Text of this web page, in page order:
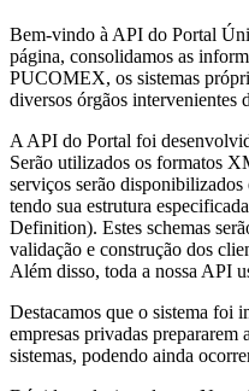
Bem-vindo à API do Portal
página, consolidamos as
PUCOMEX, os sistemas
diversos órgãos intervenientes
A API do Portal foi
Serão utilizados os formatos
serviços serão
tendo sua estrutura
Definition). Estes schemas
validação e construção dos
Além disso, toda a nossa API
Destacamos que o sistema foi
empresas privadas prepararem
sistemas, podendo ainda